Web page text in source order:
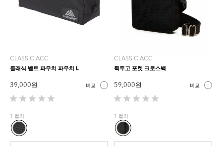
CLASSIC ACC
클래식 벨트 파우치 파우치 L
39,000 원 비교
별
5
개
중
0.0
1 컬러
CLASSIC ACC
퀵투고 포켓 크로스백
59,000 원 비교
별
5
개
중
0.0
1 컬러